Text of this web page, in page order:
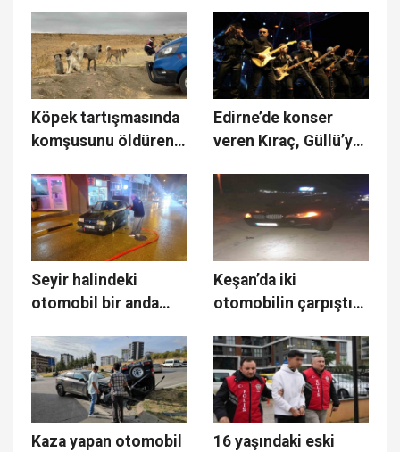
Köpek tartışmasında
komşusunu öldüren
Edirne’de konser
veren Kıraç, Güllü’yü
Seyir halindeki
otomobil bir anda
Keşan’da iki
otomobilin çarpıştığı
yaralandı
Kaza yapan otomobil
16 yaşındaki eski